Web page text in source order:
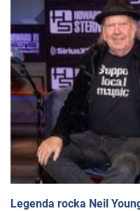
Legenda rocka Neil